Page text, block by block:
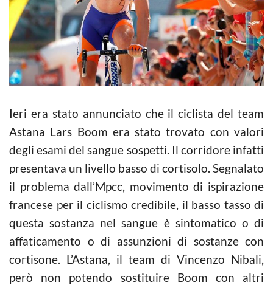
Ieri era stato annunciato che il ciclista del team
Astana Lars Boom era stato trovato con valori
degli esami del sangue sospetti. Il corridore infatti
presentava un livello basso di cortisolo. Segnalato
il problema dall’Mpcc, movimento di ispirazione
francese per il ciclismo credibile, il basso tasso di
questa sostanza nel sangue è sintomatico o di
affaticamento o di assunzioni di sostanze con
cortisone. L’Astana, il team di Vincenzo Nibali,
però non potendo sostituire Boom con altri